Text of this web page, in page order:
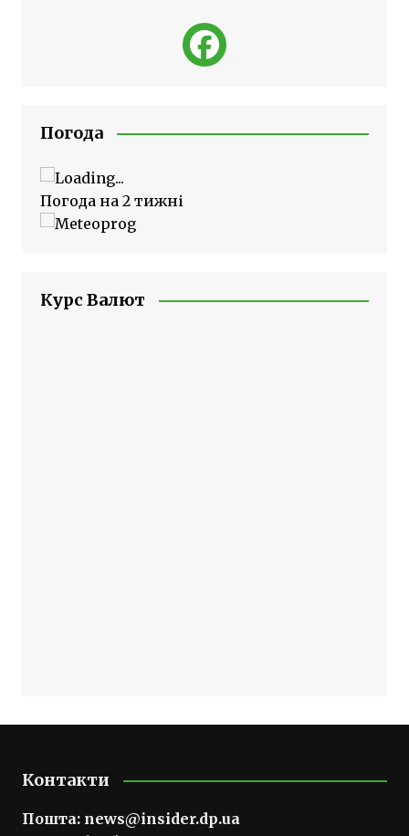
Погода
Погода на 2 тижні
Курс Валют
Контакти
Пошта: news@insider.dp.ua